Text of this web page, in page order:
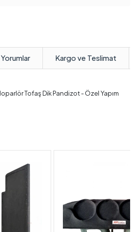
Yorumlar Kargo ve Teslimat
Tofaş Dik Pandizot - Özel Yapım